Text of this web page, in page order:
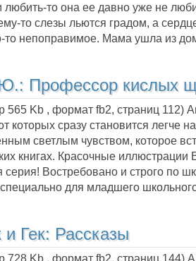
любить-то она ее давно уже не
то слезы льются градом, а
то непоправимое. Мама ушла из
Профессор кислых
565 Kb , формат fb2, страниц 112)
которых сразу становится легче
светлым чувством, которое
книгах. Красочные иллюстрации
Востребовано и строго по
для младшего
и Гек: Рассказы
728 Kb , формат fb2, страниц 144)